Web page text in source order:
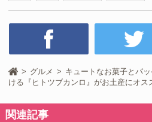
グルメ
キュートなお菓子とパ
ける『ヒトツブカンロ』がお土産にオス
関連記事